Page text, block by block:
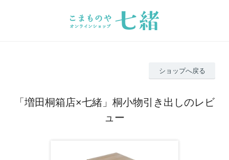
ショップへ戻る
「増田桐箱店×七緒」桐小物引き出しのレビ
ュー